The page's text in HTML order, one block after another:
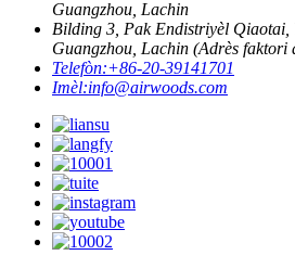
Guangzhou, Lachin
Bilding 3, Pak Endistriyèl Qiaotai,
Guangzhou, Lachin (Adrès faktori
Telefòn:+86-20-39141701
Imèl:info@airwoods.com